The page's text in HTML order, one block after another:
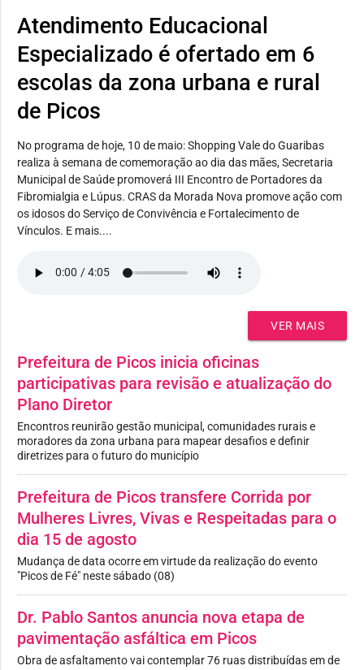
Atendimento Educacional
Especializado é ofertado em 6
escolas da zona urbana e rural
de Picos
No programa de hoje, 10 de maio: Shopping Vale do Guaribas
realiza à semana de comemoração ao dia das mães, Secretaria
Municipal de Saúde promoverá III Encontro de Portadores da
Fibromialgia e Lúpus. CRAS da Morada Nova promove ação com
os idosos do Serviço de Convivência e Fortalecimento de
Vínculos. E mais....
VER MAIS
Prefeitura de Picos inicia oficinas
participativas para revisão e atualização do
Plano Diretor
Encontros reunirão gestão municipal, comunidades rurais e
moradores da zona urbana para mapear desafios e definir
diretrizes para o futuro do município
Prefeitura de Picos transfere Corrida por
Mulheres Livres, Vivas e Respeitadas para o
dia 15 de agosto
Mudança de data ocorre em virtude da realização do evento
"Picos de Fé" neste sábado (08)
Dr. Pablo Santos anuncia nova etapa de
pavimentação asfáltica em Picos
Obra de asfaltamento vai contemplar 76 ruas distribuídas em de